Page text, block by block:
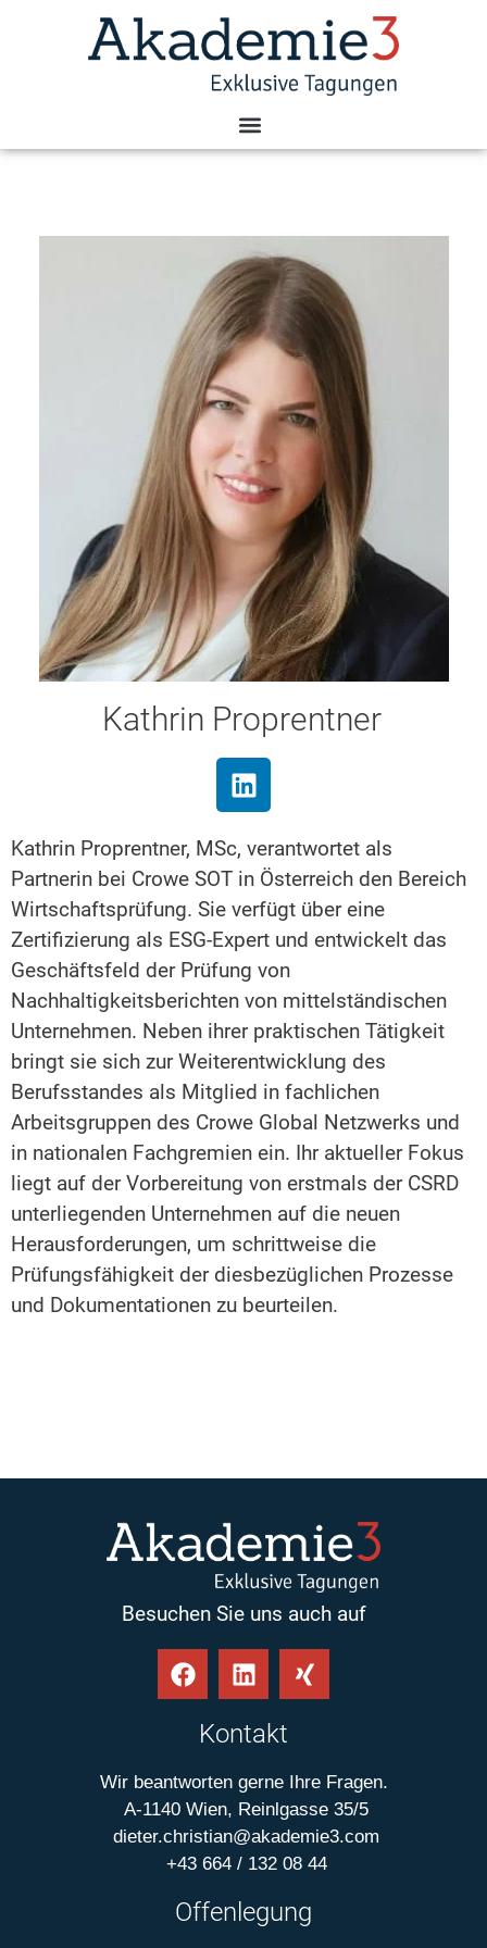
Kathrin Proprentner
Kathrin Proprentner, MSc, verantwortet als
Partnerin bei Crowe SOT in Österreich den Bereich
Wirtschaftsprüfung. Sie verfügt über eine
Zertifizierung als ESG-Expert und entwickelt das
Geschäftsfeld der Prüfung von
Nachhaltigkeitsberichten von mittelständischen
Unternehmen. Neben ihrer praktischen Tätigkeit
bringt sie sich zur Weiterentwicklung des
Berufsstandes als Mitglied in fachlichen
Arbeitsgruppen des Crowe Global Netzwerks und
in nationalen Fachgremien ein. Ihr aktueller Fokus
liegt auf der Vorbereitung von erstmals der CSRD
unterliegenden Unternehmen auf die neuen
Herausforderungen, um schrittweise die
Prüfungsfähigkeit der diesbezüglichen Prozesse
und Dokumentationen zu beurteilen.
Besuchen Sie uns auch auf
Kontakt
Wir beantworten gerne Ihre Fragen.
A-1140 Wien, Reinlgasse 35/5
dieter.christian@akademie3.com
+43 664 / 132 08 44
Offenlegung